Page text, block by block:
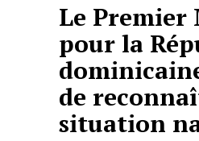
Le Premier
pour la
de
situation